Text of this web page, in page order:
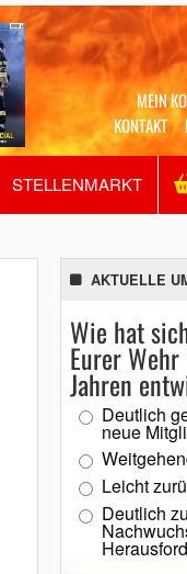
MEIN
KONTAKT
STELLENMARKTAlles
AKTUELLE
Wie hat
Eurer
Jahren
Deutlich
neue
Leicht
Deutlich